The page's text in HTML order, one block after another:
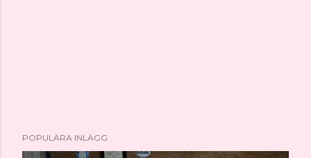
POPULÄRA INLÄGG